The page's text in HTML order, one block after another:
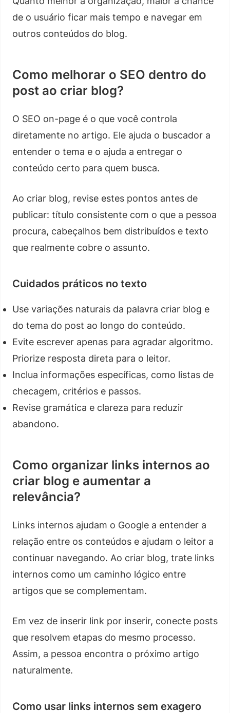
de o usuário ficar mais tempo e navegar em
outros conteúdos do blog.
Como melhorar o SEO dentro do
post ao criar blog?
O SEO on-page é o que você controla
diretamente no artigo. Ele ajuda o buscador a
entender o tema e o ajuda a entregar o
conteúdo certo para quem busca.
Ao criar blog, revise estes pontos antes de
publicar: título consistente com o que a pessoa
procura, cabeçalhos bem distribuídos e texto
que realmente cobre o assunto.
Cuidados práticos no texto
Use variações naturais da palavra criar blog e
do tema do post ao longo do conteúdo.
Evite escrever apenas para agradar algoritmo.
Priorize resposta direta para o leitor.
Inclua informações específicas, como listas de
checagem, critérios e passos.
Revise gramática e clareza para reduzir
abandono.
Como organizar links internos ao
criar blog e aumentar a
relevância?
Links internos ajudam o Google a entender a
relação entre os conteúdos e ajudam o leitor a
continuar navegando. Ao criar blog, trate links
internos como um caminho lógico entre
artigos que se complementam.
Em vez de inserir link por inserir, conecte posts
que resolvem etapas do mesmo processo.
Assim, a pessoa encontra o próximo artigo
naturalmente.
Como usar links internos sem exagero